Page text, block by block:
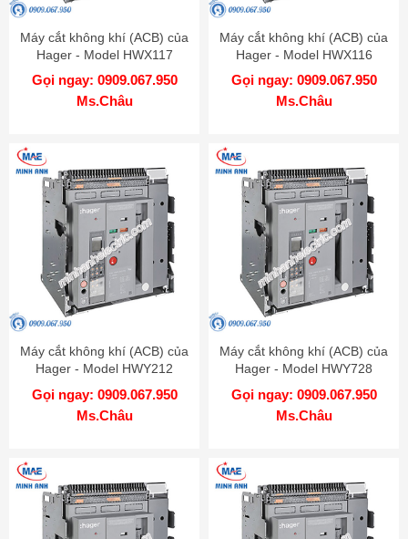
Máy cắt không khí (ACB) của
Hager - Model HWX117
Gọi ngay: 0909.067.950
Ms.Châu
Máy cắt không khí (ACB) của
Hager - Model HWX116
Gọi ngay: 0909.067.950
Ms.Châu
Máy cắt không khí (ACB) của
Hager - Model HWY212
Gọi ngay: 0909.067.950
Ms.Châu
Máy cắt không khí (ACB) của
Hager - Model HWY728
Gọi ngay: 0909.067.950
Ms.Châu